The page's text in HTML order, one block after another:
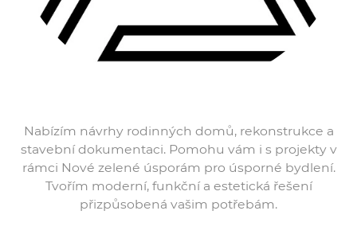
Nabízím návrhy rodinných domů, rekonstrukce a
stavební dokumentaci. Pomohu vám i s projekty v
rámci Nové zelené úsporám pro úsporné bydlení.
Tvořím moderní, funkční a estetická řešení
přizpůsobená vašim potřebám.